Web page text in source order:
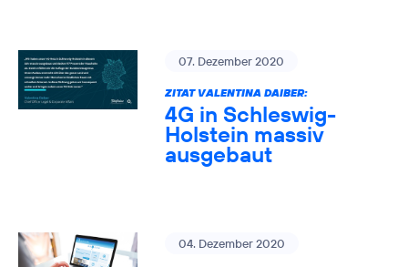
07. Dezember 2020
ZITAT VALENTINA DAIBER:
4G in Schleswig-
Holstein massiv
ausgebaut
04. Dezember 2020